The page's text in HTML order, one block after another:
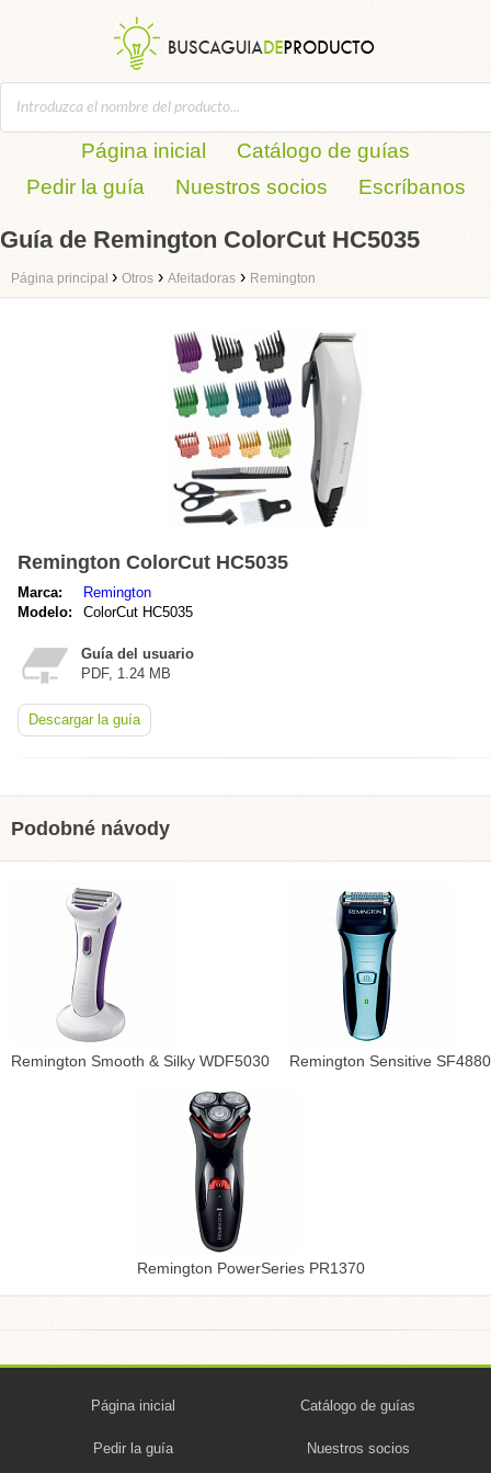
Página inicial
Catálogo de guías
Pedir la guía
Nuestros socios Escríbanos
Guía de Remington ColorCut HC5035
Página principal › Otros › Afeitadoras › Remington
Remington ColorCut HC5035
Marca:
Remington
Modelo:
ColorCut HC5035
Guía del usuario
PDF, 1.24 MB
Descargar la guía
Podobné návody
Remington Smooth & Silky WDF5030 Remington Sensitive SF4880
Remington PowerSeries PR1370
Página inicial Catálogo de guías
Pedir la guía Nuestros socios